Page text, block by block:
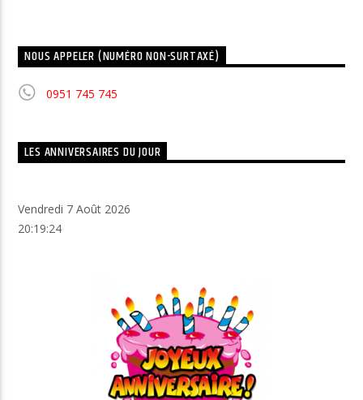
NOUS APPELER (NUMÉRO NON-SURTAXÉ)
0951 745 745
LES ANNIVERSAIRES DU JOUR
Vendredi 7 Août 2026
20:19:25